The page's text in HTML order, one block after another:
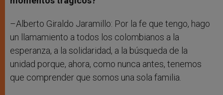
–Alberto Giraldo Jaramillo: Por la fe que tengo, hago
un llamamiento a todos los colombianos a la
esperanza, a la solidaridad, a la búsqueda de la
unidad porque, ahora, como nunca antes, tenemos
que comprender que somos una sola familia.